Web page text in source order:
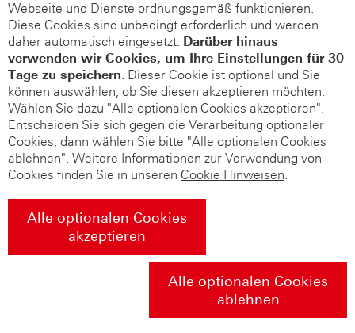
Webseite und Dienste ordnungsgemäß funktionieren.
Diese Cookies sind unbedingt erforderlich und werden
daher automatisch eingesetzt. Darüber hinaus
verwenden wir Cookies, um Ihre Einstellungen für 30
Tage zu speichern. Dieser Cookie ist optional und Sie
können auswählen, ob Sie diesen akzeptieren möchten.
Wählen Sie dazu "Alle optionalen Cookies akzeptieren".
Entscheiden Sie sich gegen die Verarbeitung optionaler
Cookies, dann wählen Sie bitte "Alle optionalen Cookies
ablehnen". Weitere Informationen zur Verwendung von
Cookies finden Sie in unseren Cookie Hinweisen.
Alle optionalen Cookies
akzeptieren
Alle optionalen Cookies
ablehnen